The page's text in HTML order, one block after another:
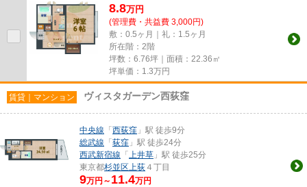
8.8万円
(管理費・共益費 3,000円)
敷：0.5ヶ月｜礼：1.5ヶ月
所在階：2階
坪数：6.76坪｜面積：22.36㎡
坪単価： 1.3万円
賃貸｜マンション ヴィスタガーデン西荻窪
中央線 「 西荻窪 」駅 徒歩9分
総武線 「 荻窪 」駅 徒歩24分
西武新宿線 「 上井草 」駅 徒歩25分
東京都杉並区上荻 ４丁目
9万円～ 11.4万円